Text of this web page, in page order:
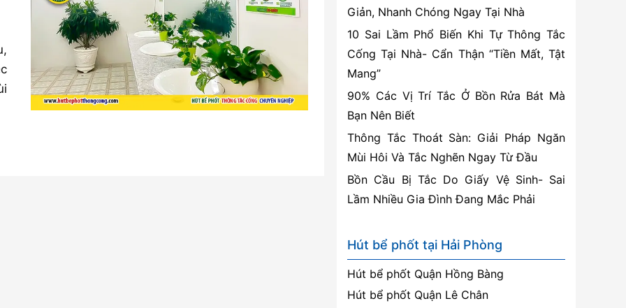
Giản, Nhanh Chóng Ngay Tại Nhà
10 Sai Lầm Phổ Biến Khi Tự Thông Tắc
Cống Tại Nhà- Cẩn Thận “Tiền Mất, Tật
Mang”
90% Các Vị Trí Tắc Ở Bồn Rửa Bát Mà
Bạn Nên Biết
Thông Tắc Thoát Sàn: Giải Pháp Ngăn
Mùi Hôi Và Tắc Nghẽn Ngay Từ Đầu
Bồn Cầu Bị Tắc Do Giấy Vệ Sinh- Sai
Lầm Nhiều Gia Đình Đang Mắc Phải
Hút bể phốt tại Hải Phòng
Hút bể phốt Quận Hồng Bàng
Hút bể phốt Quận Lê Chân